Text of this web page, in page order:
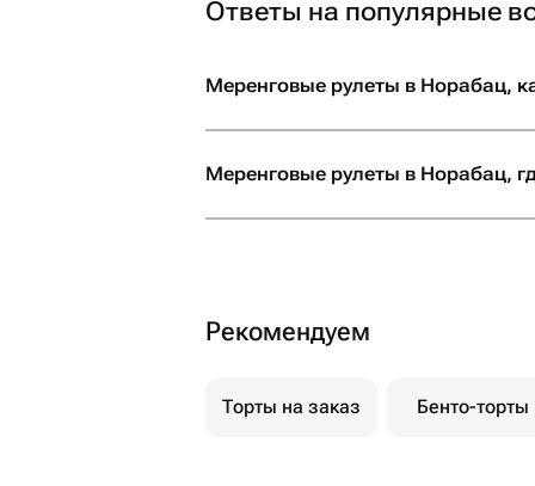
Ответы на популярные
Меренговые рулеты в Норабац,
Меренговые рулеты в Норабац,
Рекомендуем
Торты на заказ Бенто-торты